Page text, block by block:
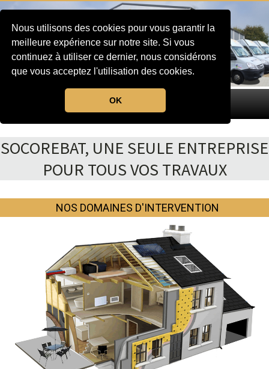
Nous utilisons des cookies pour vous garantir la
meilleure expérience sur notre site. Si vous
continuez à utiliser ce dernier, nous considérons
que vous acceptez l'utilisation des cookies.
OKMENU
SOCOREBAT, UNE SEULE ENTREPRISE
POUR TOUS VOS TRAVAUX
NOS DOMAINES D'INTERVENTION